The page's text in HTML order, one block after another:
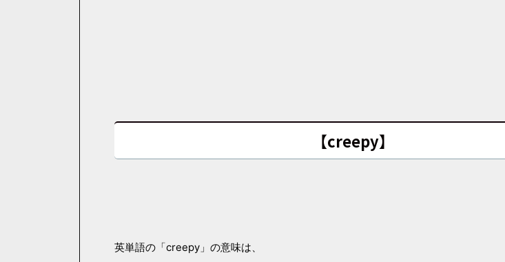
【creepy】
英単語の「creepy」の意味は、